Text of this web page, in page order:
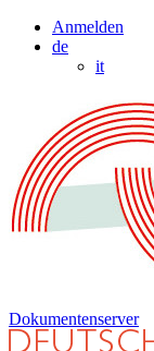
Anmelden
de
it
Dokumentenserver